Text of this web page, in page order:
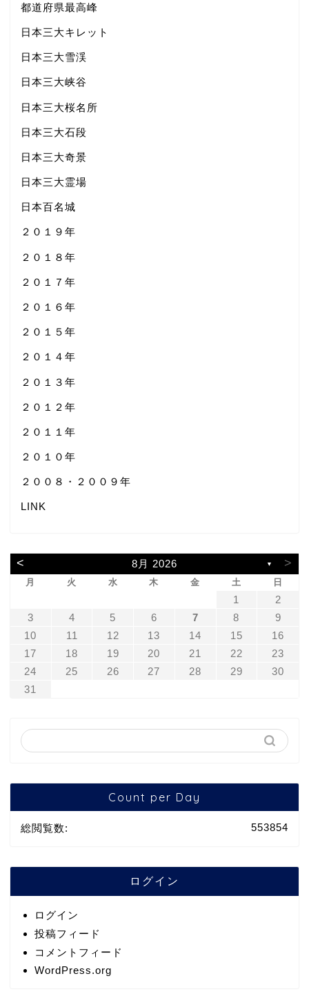
都道府県最高峰
日本三大キレット
日本三大雪渓
日本三大峡谷
日本三大桜名所
日本三大石段
日本三大奇景
日本三大霊場
日本百名城
２０１９年
２０１８年
２０１７年
２０１６年
２０１５年
２０１４年
２０１３年
２０１２年
２０１１年
２０１０年
２００８・２００９年
LINK
< 8月 2026 ▼ >
月 火 水 木 金 土 日
1
2
3
4 5 6 7 8
9
10
11 12 13 14 15
16
17
18 19 20 21 22
23
24
25 26 27 28 29
30
31
Count per Day
553854
総閲覧数:
ログイン
ログイン
投稿フィード
コメントフィード
WordPress.org